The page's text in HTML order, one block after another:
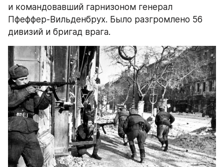
и командовавший гарнизоном генерал
Пфеффер-Вильденбрух. Было разгромлено 56
дивизий и бригад врага.